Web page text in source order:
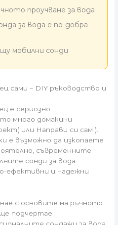
проучване за вода
за вода е по-добра
мобилни сонди
сами – DIY ръководство и
е сериозно
много домакини
или Направи си сам ).
е възможно да изкопаете
съвременните
сонди за вода
ефективни и надежни
с основите на ръчното
подчертае
сондажи за вода